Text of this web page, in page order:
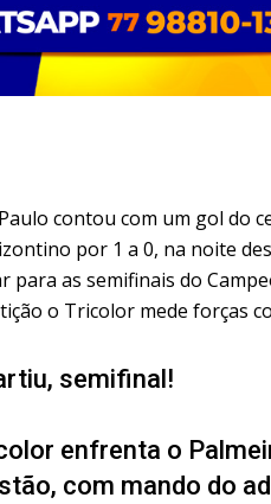
contou com um gol do
por 1 a 0, na noite
para as semifinais do
o Tricolor mede forças
semifinal!
enfrenta o
com mando do